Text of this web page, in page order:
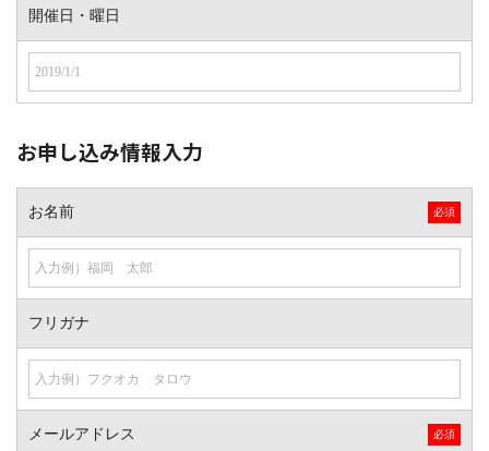
開催日・曜日
お申し込み情報入力
お名前
フリガナ
メールアドレス